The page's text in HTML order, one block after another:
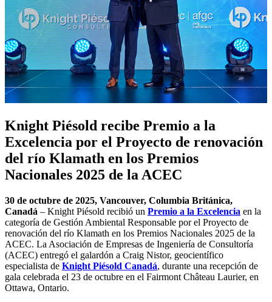
Knight Piésold recibe Premio a la
Excelencia por el Proyecto de renovación
del río Klamath en los Premios
Nacionales 2025 de la ACEC
30 de octubre de 2025, Vancouver, Columbia Británica,
Canadá – Knight Piésold recibió un Premio a la Excelencia en la
categoría de Gestión Ambiental Responsable por el Proyecto de
renovación del río Klamath en los Premios Nacionales 2025 de la
ACEC. La Asociación de Empresas de Ingeniería de Consultoría
(ACEC) entregó el galardón a Craig Nistor, geocientífico
especialista de Knight Piésold Canadá, durante una recepción de
gala celebrada el 23 de octubre en el Fairmont Château Laurier, en
Ottawa, Ontario.